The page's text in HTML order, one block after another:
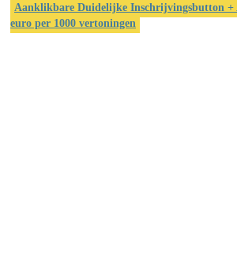
Aanklikbare Duidelijke Inschrijvingsbutton +
euro per 1000 vertoningen